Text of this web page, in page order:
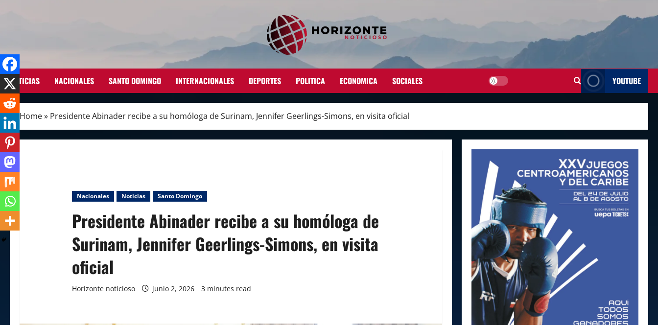
NOTICIAS NACIONALES SANTO DOMINGO INTERNACIONALES DEPORTES POLITICA ECONOMICA SOCIALES YOUTUBE
Home» Presidente Abinader recibe a su homóloga de Surinam, Jennifer Geerlings-Simons, en visita oficial
Nacionales Noticias Santo Domingo
Presidente Abinader recibe a su homóloga de
Surinam, Jennifer Geerlings-Simons, en visita
oficial
Horizonte noticioso junio 2, 2026 3 minutes read